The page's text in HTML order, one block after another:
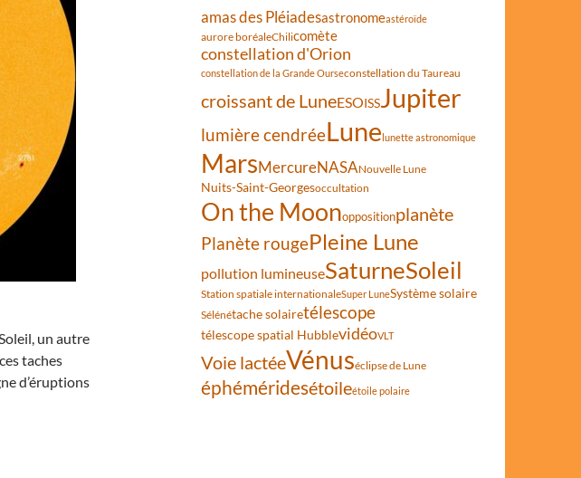
un autre
taches
d’éruptions
reprend, les aurores polaires s’intensifient
amas des Pléiadesastronomeastéroïde
aurore boréaleChilicomète
constellation d'Orion
constellation de la Grande Ourseconstellation du Taureau
croissant de LuneESOISSJupiter
lumière cendréeLunelunette astronomique
MarsMercureNASANouvelle Lune
Nuits-Saint-Georgesoccultation
On the Moonoppositionplanète
Planète rougePleine Lune
pollution lumineuseSaturneSoleil
Station spatiale internationaleSuper LuneSystème solaire
Sélénétache solairetélescope
télescope spatial HubblevidéoVLT
Voie lactéeVénuséclipse de Lune
éphéméridesétoileétoile polaire